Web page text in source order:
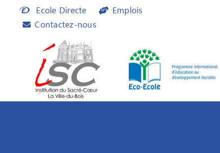
Passer
Ecole Directe
Emplois
Contactez-nous